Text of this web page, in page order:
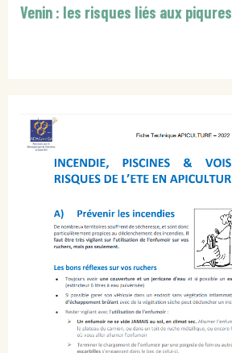
Venin : les risques liés aux piqures